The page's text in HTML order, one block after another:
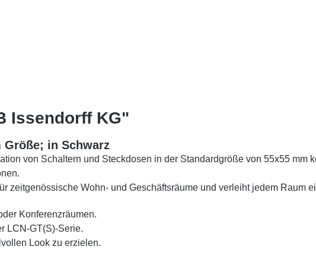
Issendorff KG"
Größe; in Schwarz
von Schaltern und Steckdosen in der Standardgröße von 55x55 mm
zeitgenössische Wohn- und Geschäftsräume und verleiht jedem Raum
Konferenzräumen.
LCN-GT(S)-Serie.
Look zu erzielen.